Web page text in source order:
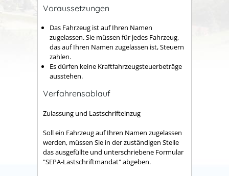
Voraussetzungen
Das Fahrzeug ist auf Ihren Namen
zugelassen.Sie müssen für jedes Fahrzeug,
das auf Ihren Namen zugelassen ist, Steuern
zahlen.
Es dürfen keine Kraftfahrzeugsteuerbeträge
ausstehen.
Verfahrensablauf
Zulassung und Lastschrifteinzug
Soll ein Fahrzeug auf Ihren Namen zugelassen
werden, müssen Sie in der zuständigen Stelle
das ausgefüllte und unterschriebene Formular
"SEPA-Lastschriftmandat" abgeben.